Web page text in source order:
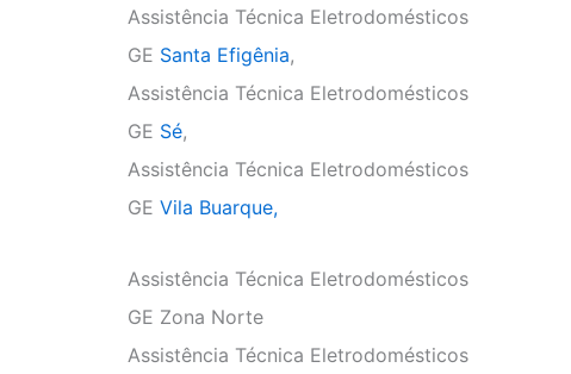
Assistência Técnica Eletrodomésticos
GE Santa Efigênia,
Assistência Técnica Eletrodomésticos
GE Sé,
Assistência Técnica Eletrodomésticos
GE Vila Buarque,
Assistência Técnica Eletrodomésticos
GE Zona Norte
Assistência Técnica Eletrodomésticos